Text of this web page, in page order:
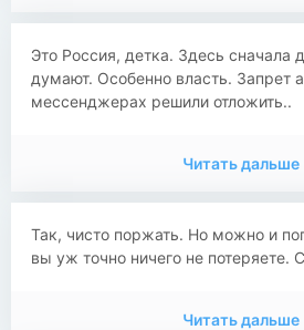
Это Россия, детка. Здесь сначала
думают. Особенно власть. Запрет
мессенджерах решили отложить..
Читать дальше
Так, чисто поржать. Но можно и
вы уж точно ничего не потеряете.
Читать дальше